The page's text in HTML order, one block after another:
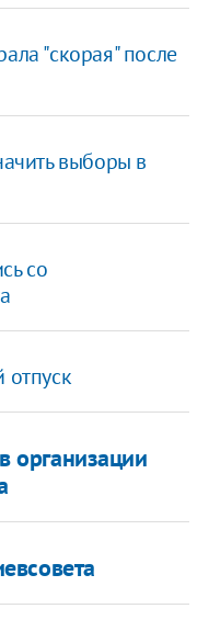
"скорая" после
выборы в
со
организации